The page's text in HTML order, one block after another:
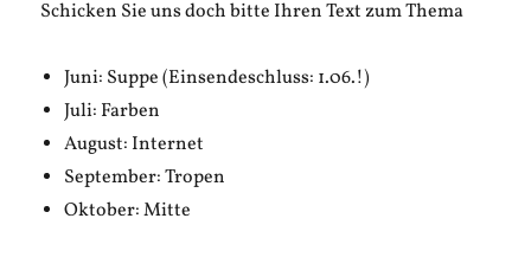
Schicken Sie uns doch bitte Ihren Text zum Thema
Juni: Suppe (Einsendeschluss: 1.06.!)
Juli: Farben
August: Internet
September: Tropen
Oktober: Mitte